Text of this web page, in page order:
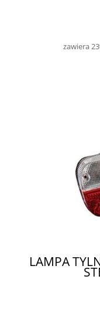
zawiera
LAMPA